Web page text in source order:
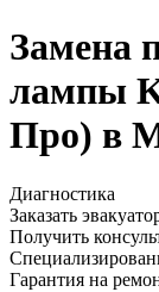
Замена
лампы
Про) в
Диагностика
Заказать
Получить
Гарантия на